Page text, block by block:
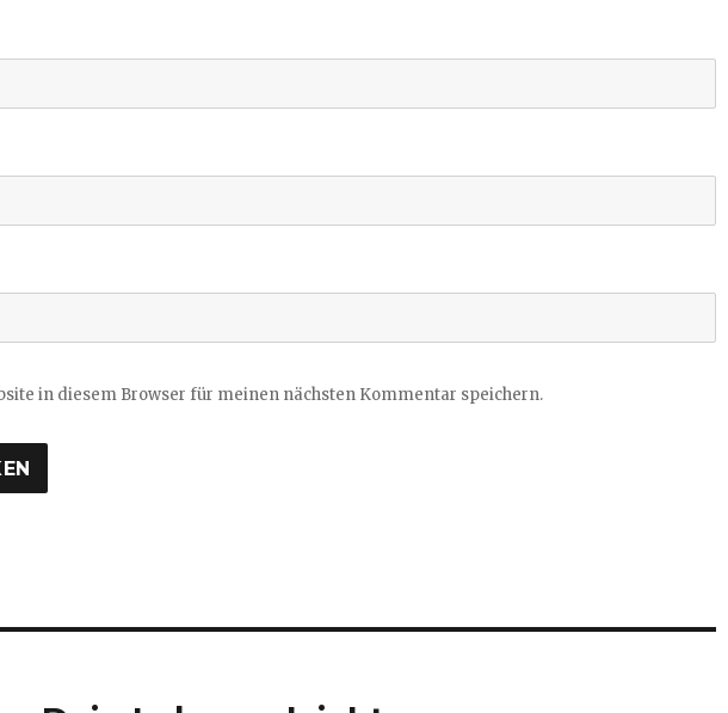
in diesem Browser für meinen nächsten Kommentar speichern.